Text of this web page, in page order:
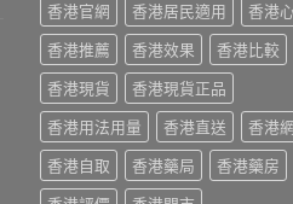
香港官網
香港居民適用
香港
香港推薦
香港效果
香港比較
香港現貨
香港現貨正品
香港用法用量
香港直送
香港
香港自取
香港藥局
香港藥房